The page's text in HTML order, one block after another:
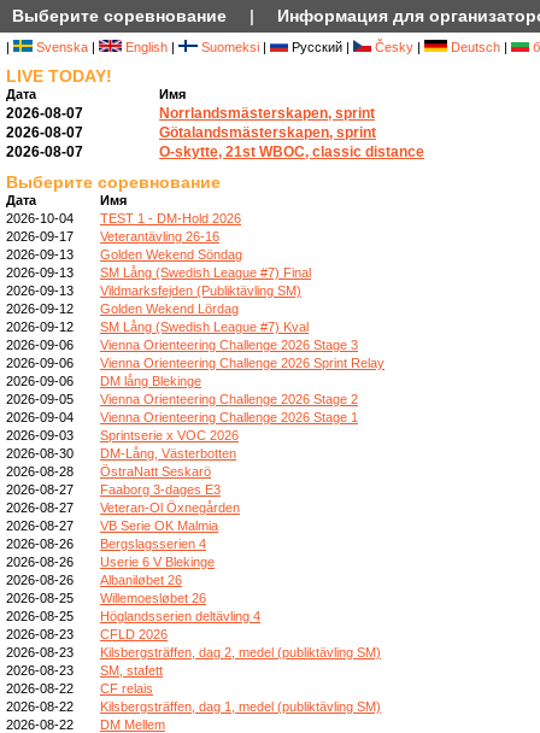
Выберите соревнование | Информация для
| Svenska | English | Suomeksi | Русский | Česky | Deutsch |
LIVE TODAY!
Дата Имя
2026-08-07
Norrlandsmästerskapen, sprint
2026-08-07
Götalandsmästerskapen, sprint
2026-08-07
O-skytte, 21st WBOC, classic distance
Выберите соревнование
Дата
Имя
2026-10-04
TEST 1 - DM-Hold 2026
2026-09-17
Veterantävling 26-16
2026-09-13
Golden Wekend Söndag
2026-09-13
SM Lång (Swedish League #7) Final
2026-09-13
Vildmarksfejden (Publiktävling SM)
2026-09-12
Golden Wekend Lördag
2026-09-12
SM Lång (Swedish League #7) Kval
2026-09-06
Vienna Orienteering Challenge 2026 Stage 3
2026-09-06
Vienna Orienteering Challenge 2026 Sprint Relay
2026-09-06
DM lång Blekinge
2026-09-05
Vienna Orienteering Challenge 2026 Stage 2
2026-09-04
Vienna Orienteering Challenge 2026 Stage 1
2026-09-03
Sprintserie x VOC 2026
2026-08-30
DM-Lång, Västerbotten
2026-08-28
ÖstraNatt Seskarö
2026-08-27
Faaborg 3-dages E3
2026-08-27
Veteran-Ol Öxnegården
2026-08-27
VB Serie OK Malmia
2026-08-26
Bergslagsserien 4
2026-08-26
Userie 6 V Blekinge
2026-08-26
Albaniløbet 26
2026-08-25
Willemoesløbet 26
2026-08-25
Höglandsserien deltävling 4
2026-08-23
CFLD 2026
2026-08-23
Kilsbergsträffen, dag 2, medel (publiktävling SM)
2026-08-23
SM, stafett
2026-08-22
CF relais
2026-08-22
Kilsbergsträffen, dag 1, medel (publiktävling SM)
2026-08-22
DM Mellem